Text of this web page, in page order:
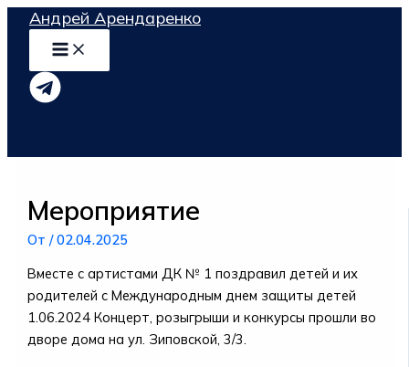
Перейти
содержимому
Андрей Арендаренко
Мероприятие
От/02.04.2025
Вместе с артистами ДК № 1 поздравил детей и их
родителей с Международным днем защиты детей
1.06.2024 Концерт, розыгрыши и конкурсы прошли во
дворе дома на ул. Зиповской, 3/3.